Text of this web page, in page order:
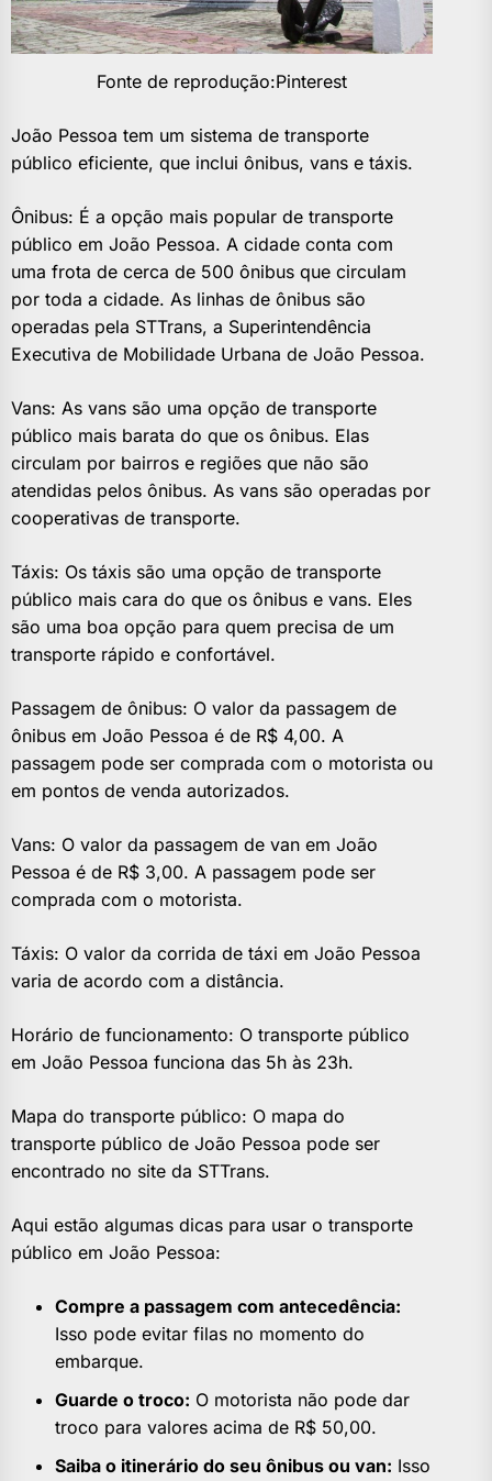
Fonte de reprodução:Pinterest
João Pessoa tem um sistema de transporte
público eficiente, que inclui ônibus, vans e táxis.
Ônibus: É a opção mais popular de transporte
público em João Pessoa. A cidade conta com
uma frota de cerca de 500 ônibus que circulam
por toda a cidade. As linhas de ônibus são
operadas pela STTrans, a Superintendência
Executiva de Mobilidade Urbana de João Pessoa.
Vans: As vans são uma opção de transporte
público mais barata do que os ônibus. Elas
circulam por bairros e regiões que não são
atendidas pelos ônibus. As vans são operadas por
cooperativas de transporte.
Táxis: Os táxis são uma opção de transporte
público mais cara do que os ônibus e vans. Eles
são uma boa opção para quem precisa de um
transporte rápido e confortável.
Passagem de ônibus: O valor da passagem de
ônibus em João Pessoa é de R$ 4,00. A
passagem pode ser comprada com o motorista ou
em pontos de venda autorizados.
Vans: O valor da passagem de van em João
Pessoa é de R$ 3,00. A passagem pode ser
comprada com o motorista.
Táxis: O valor da corrida de táxi em João Pessoa
varia de acordo com a distância.
Horário de funcionamento: O transporte público
em João Pessoa funciona das 5h às 23h.
Mapa do transporte público: O mapa do
transporte público de João Pessoa pode ser
encontrado no site da STTrans.
Aqui estão algumas dicas para usar o transporte
público em João Pessoa:
Compre a passagem com antecedência:
Isso pode evitar filas no momento do
embarque.
Guarde o troco: O motorista não pode dar
troco para valores acima de R$ 50,00.
Saiba o itinerário do seu ônibus ou van: Isso